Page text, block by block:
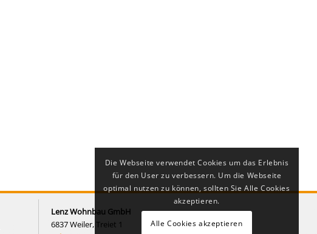
Lenz Wohnbau GmbH
6837 Weiler, Treiet 1
Die Webseite verwendet Cookies um das Erlebnis
für den User zu verbessern. Um die Webseite
optimal nutzen zu können, sollten Sie Alle Cookies
akzeptieren.
Alle Cookies akzeptieren